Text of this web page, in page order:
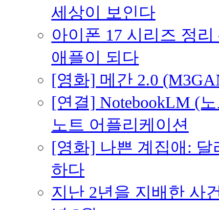
세상이 보인다
아이폰 17 시리즈 정
애플이 되다
[영화] 메간 2.0
[연결] NotebookLM (
노트 어플리케이션
[영화] 나쁜 계집애:
하다
지난 2년을 지배한 사